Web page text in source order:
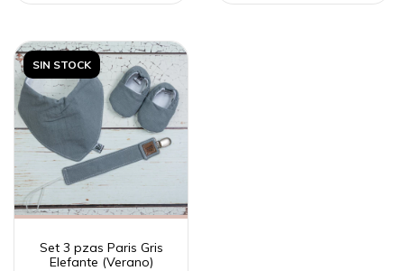
SIN STOCK
Set 3 pzas Paris Gris
Elefante (Verano)